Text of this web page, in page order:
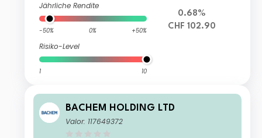
Jährliche Rendite
-50% 0% +50%
Risiko-Level
1 10
0.68%
CHF 102.90
BACHEM HOLDING LTD
Valor: 117649372